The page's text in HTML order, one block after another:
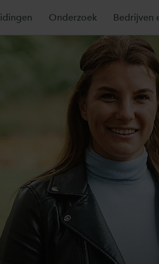
Onderzoek Bedrijven